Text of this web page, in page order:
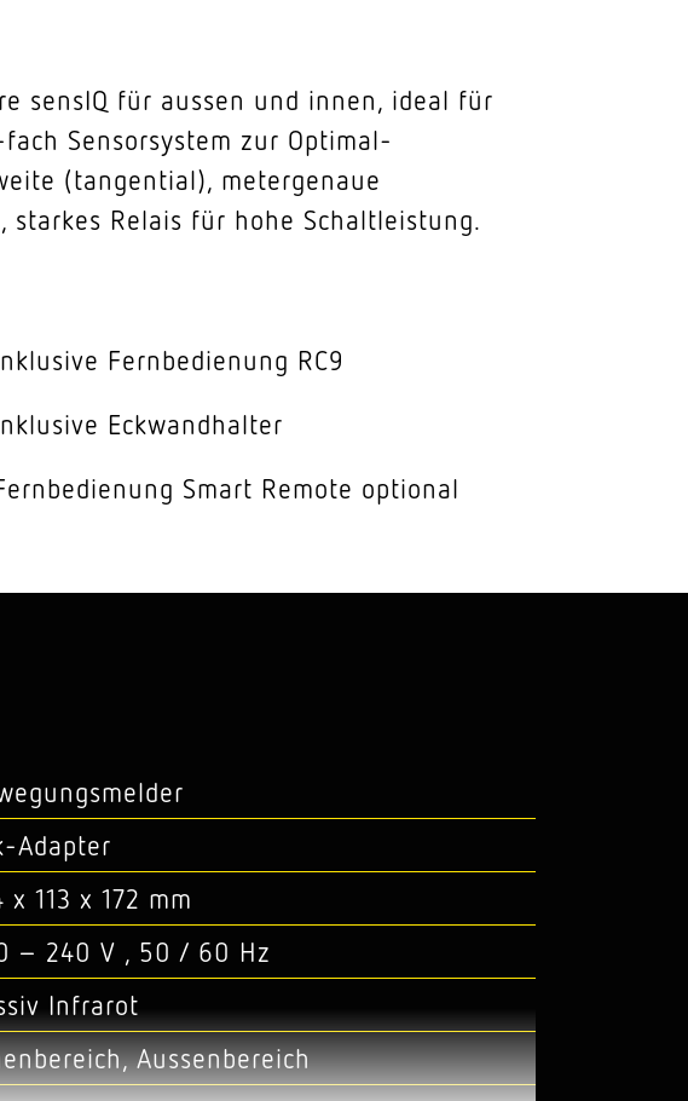
sensIQ für aussen und innen, ideal für
Sensorsystem zur Optimal-
(tangential), metergenaue
Relais für hohe Schaltleistung.
Fernbedienung RC9
Eckwandhalter
Smart Remote optional
Adapter
x 113 x 172 mm
– 240 V , 50 / 60 Hz
Infrarot
Aussenbereich